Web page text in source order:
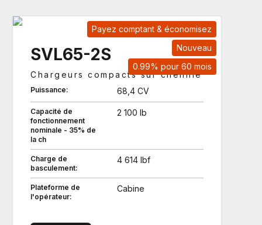
Payez comptant & économisez
Nouveau
0.99% pour 60 mois
SVL65-2S
Chargeurs compacts sur chenille
Puissance: 68,4 CV
Capacité de
fonctionnement
nominale - 35% de
la ch
2 100 lb
Charge de
basculement:
4 614 lbf
Plateforme de
l'opérateur:
Cabine